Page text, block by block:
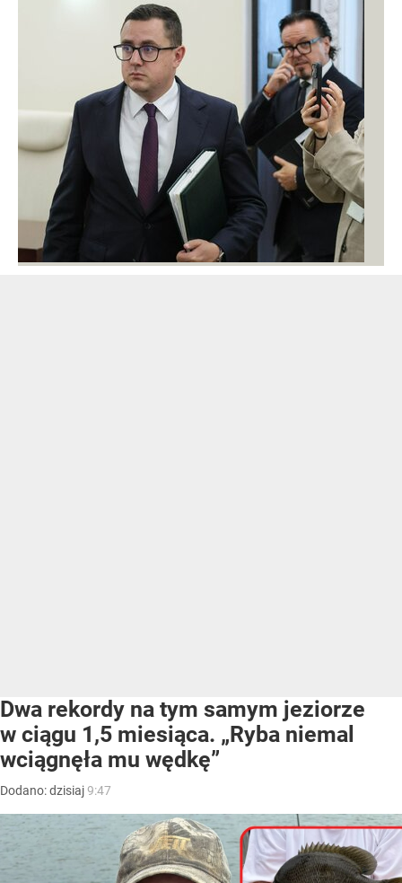
Dwa rekordy na tym samym jeziorze
w ciągu 1,5 miesiąca. „Ryba niemal
wciągnęła mu wędkę”
Dodano:dzisiaj9:47